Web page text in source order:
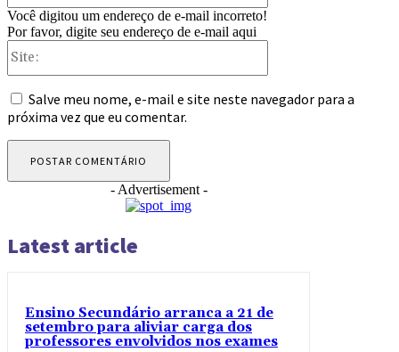
Você digitou um endereço de e-mail incorreto!
Por favor, digite seu endereço de e-mail aqui
Salve meu nome, e-mail e site neste navegador para a
próxima vez que eu comentar.
- Advertisement -
Latest article
Ensino Secundário arranca a 21 de
setembro para aliviar carga dos
professores envolvidos nos exames